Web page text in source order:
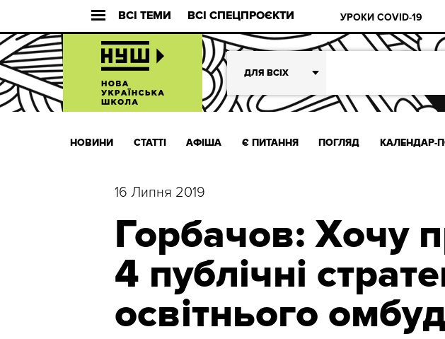
ВСІ ТЕМИ ВСІ СПЕЦПРОЄКТИ УРОКИ COVID-19
ДЛЯ ВСІХ
НОВИНИ СТАТТІ АФІША Є ПИТАННЯ ПОГЛЯД КАЛЕНДАР-
16 Липня 2019
Горбачов: Хочу
4 публічні
освітнього